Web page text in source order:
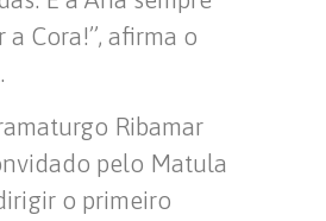
a Cora!”, afirma o
Ribamar
pelo Matula
o primeiro